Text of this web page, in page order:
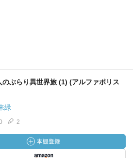
のぶらり異世界旅 (1) (アルファポリス
緑
2